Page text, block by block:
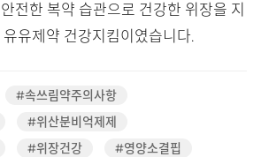
전한 복약 습관으로 건강한 위장을 지
유제약 건강지킴이였습니다.
#속쓰림약주의사항
#위산분비억제제
#위장건강
#영양소결핍